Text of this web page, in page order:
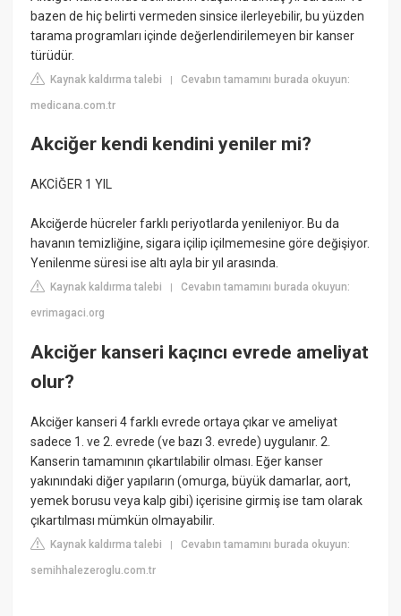
bazen de hiç belirti vermeden sinsice ilerleyebilir, bu yüzden
tarama programları içinde değerlendirilemeyen bir kanser
türüdür.
Kaynak kaldırma talebi |Cevabın tamamını burada okuyun:
medicana.com.tr
Akciğer kendi kendini yeniler mi?
AKCİĞER 1 YIL
Akciğerde hücreler farklı periyotlarda yenileniyor. Bu da
havanın temizliğine, sigara içilip içilmemesine göre değişiyor.
Yenilenme süresi ise altı ayla bir yıl arasında.
Kaynak kaldırma talebi |Cevabın tamamını burada okuyun:
evrimagaci.org
Akciğer kanseri kaçıncı evrede ameliyat
olur?
Akciğer kanseri 4 farklı evrede ortaya çıkar ve ameliyat
sadece 1. ve 2. evrede (ve bazı 3. evrede) uygulanır. 2.
Kanserin tamamının çıkartılabilir olması. Eğer kanser
yakınındaki diğer yapıların (omurga, büyük damarlar, aort,
yemek borusu veya kalp gibi) içerisine girmiş ise tam olarak
çıkartılması mümkün olmayabilir.
Kaynak kaldırma talebi |Cevabın tamamını burada okuyun:
semihhalezeroglu.com.tr